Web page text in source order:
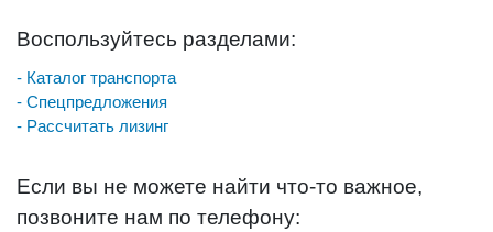
Воспользуйтесь разделами:
- Каталог транспорта
- Спецпредложения
- Рассчитать лизинг
Если вы не можете найти что-то важное,
позвоните нам по телефону: